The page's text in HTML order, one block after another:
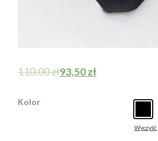
110,00zł93,50zł
Kolor
Wyczyść